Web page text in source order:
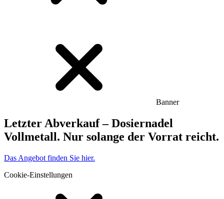
Banner
Letzter Abverkauf – Dosiernadel
Vollmetall. Nur solange der Vorrat reicht.
Das Angebot finden Sie hier.
Cookie-Einstellungen